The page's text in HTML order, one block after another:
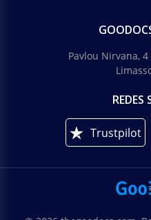
Pavlou Nirvana,
REDES
Trustpilot